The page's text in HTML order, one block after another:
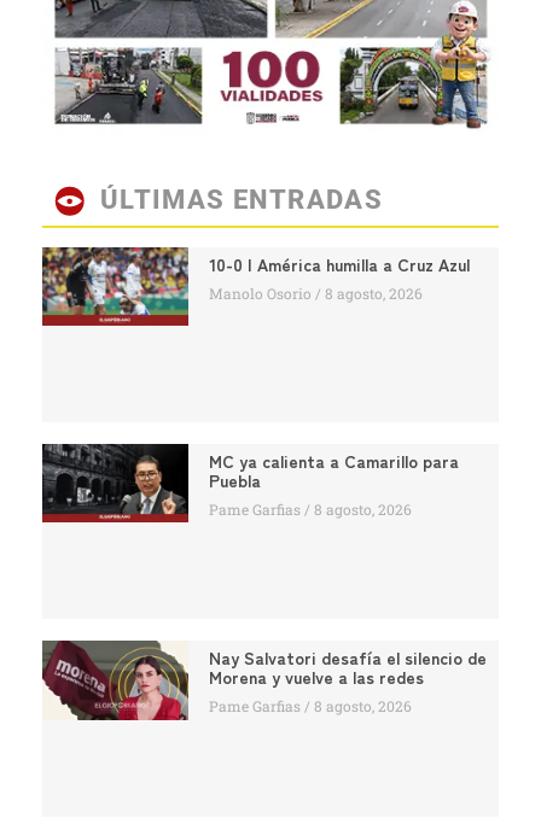
ÚLTIMAS ENTRADAS
10-0 | América humilla a Cruz Azul
Manolo Osorio 8 agosto, 2026
MC ya calienta a Camarillo para
Puebla
Pame Garfias 8 agosto, 2026
Nay Salvatori desafía el silencio de
Morena y vuelve a las redes
Pame Garfias 8 agosto, 2026